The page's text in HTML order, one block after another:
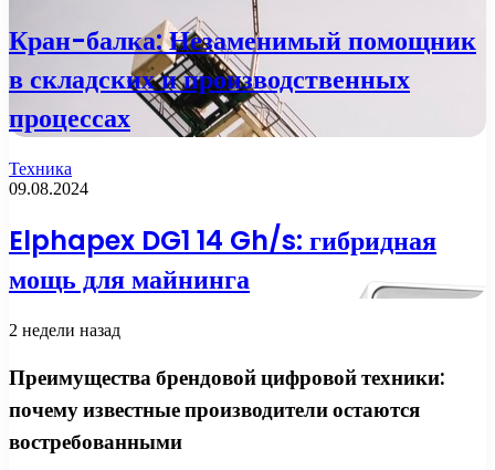
Кран-балка: Незаменимый помощник
в складских и производственных
процессах
Техника
09.08.2024
Elphapex DG1 14 Gh/s: гибридная
мощь для майнинга
2 недели назад
Преимущества брендовой цифровой техники:
почему известные производители остаются
востребованными